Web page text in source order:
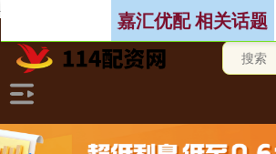
--> 嘉汇优配 相关话题